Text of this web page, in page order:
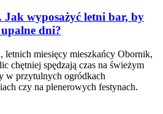
Jak wyposażyć letni bar, by
dni?
letnich miesięcy mieszkańcy Obornik,
chętniej spędzają czas na świeżym
w przytulnych ogródkach
czy na plenerowych festynach.